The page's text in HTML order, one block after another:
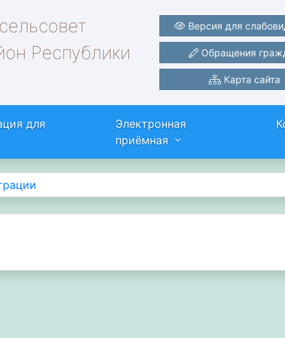
Республики
Версия для
Обращения
Карта сайта
для
Электронная
приёмная